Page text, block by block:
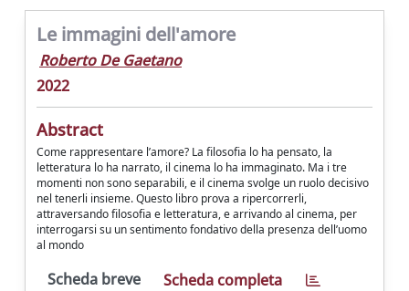
Le immagini dell'amore
Roberto De Gaetano
2022
Abstract
Come rappresentare l’amore? La filosofia lo ha pensato, la
letteratura lo ha narrato, il cinema lo ha immaginato. Ma i tre
momenti non sono separabili, e il cinema svolge un ruolo decisivo
nel tenerli insieme. Questo libro prova a ripercorrerli,
attraversando filosofia e letteratura, e arrivando al cinema, per
interrogarsi su un sentimento fondativo della presenza dell’uomo
al mondo
Scheda breve Scheda completa